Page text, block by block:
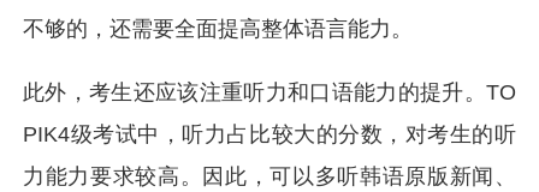
不够的，还需要全面提高整体语言能力。
此外，考生还应该注重听力和口语能力的提升。TO
PIK4级考试中，听力占比较大的分数，对考生的听
力能力要求较高。因此，可以多听韩语原版新闻、